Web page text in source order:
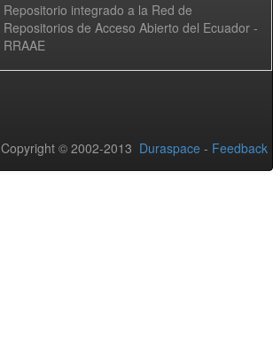
Repositorio integrado a la Red de
Repositorios de Acceso Abierto del Ecuador -
RRAAE
Copyright © 2002-2013 Duraspace - Feedback